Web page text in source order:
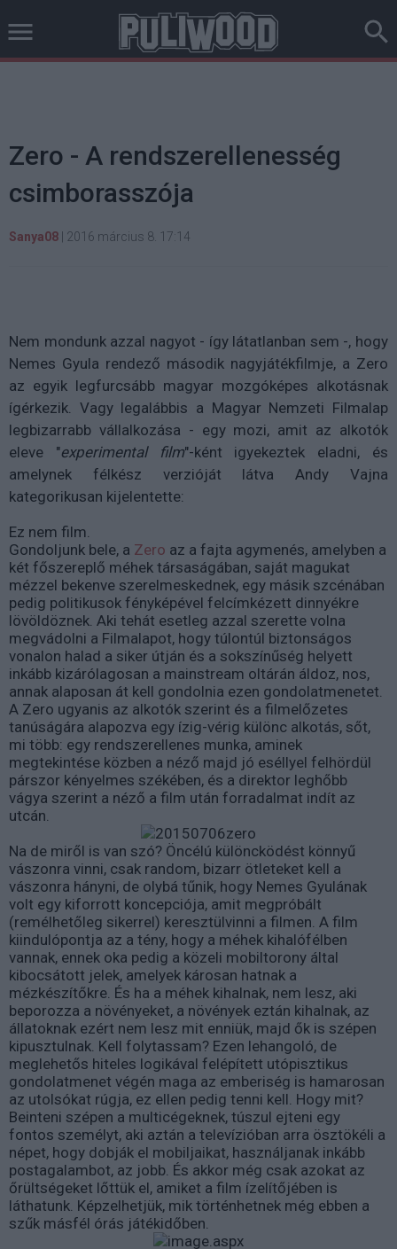
Zero - A rendszerellenesség
csimborasszója
Sanya08 2016 március 8. 17:14
Nem mondunk azzal nagyot - így látatlanban sem -, hogy
Nemes Gyula rendező második nagyjátékfilmje, a Zero
az egyik legfurcsább magyar mozgóképes alkotásnak
ígérkezik. Vagy legalábbis a Magyar Nemzeti Filmalap
legbizarrabb vállalkozása - egy mozi, amit az alkotók
eleve "experimental film"-ként igyekeztek eladni, és
amelynek félkész verzióját látva Andy Vajna
kategorikusan kijelentette:
Ez nem film.
Gondoljunk bele, a Zero az a fajta agymenés, amelyben a
két főszereplő méhek társaságában, saját magukat
mézzel bekenve szerelmeskednek, egy másik szcénában
pedig politikusok fényképével felcímkézett dinnyékre
lövöldöznek. Aki tehát esetleg azzal szerette volna
megvádolni a Filmalapot, hogy túlontúl biztonságos
vonalon halad a siker útján és a sokszínűség helyett
inkább kizárólagosan a mainstream oltárán áldoz, nos,
annak alaposan át kell gondolnia ezen gondolatmenetet.
A Zero ugyanis az alkotók szerint és a filmelőzetes
tanúságára alapozva egy ízig-vérig különc alkotás, sőt,
mi több: egy rendszerellenes munka, aminek
megtekintése közben a néző majd jó eséllyel felhördül
párszor kényelmes székében, és a direktor leghőbb
vágya szerint a néző a film után forradalmat indít az
utcán.
Na de miről is van szó? Öncélú különcködést könnyű
vászonra vinni, csak random, bizarr ötleteket kell a
vászonra hányni, de olybá tűnik, hogy Nemes Gyulának
volt egy kiforrott koncepciója, amit megpróbált
(remélhetőleg sikerrel) keresztülvinni a filmen. A film
kiindulópontja az a tény, hogy a méhek kihalófélben
vannak, ennek oka pedig a közeli mobiltorony által
kibocsátott jelek, amelyek károsan hatnak a
mézkészítőkre. És ha a méhek kihalnak, nem lesz, aki
beporozza a növényeket, a növények eztán kihalnak, az
állatoknak ezért nem lesz mit enniük, majd ők is szépen
kipusztulnak. Kell folytassam? Ezen lehangoló, de
meglehetős hiteles logikával felépített utópisztikus
gondolatmenet végén maga az emberiség is hamarosan
az utolsókat rúgja, ez ellen pedig tenni kell. Hogy mit?
Beinteni szépen a multicégeknek, túszul ejteni egy
fontos személyt, aki aztán a televízióban arra ösztökéli a
népet, hogy dobják el mobiljaikat, használjanak inkább
postagalambot, az jobb. És akkor még csak azokat az
őrültségeket lőttük el, amiket a film ízelítőjében is
láthatunk. Képzelhetjük, mik történhetnek még ebben a
szűk másfél órás játékidőben.